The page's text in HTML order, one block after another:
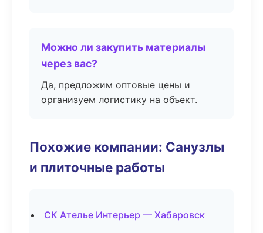
Можно ли закупить материалы
через вас?
Да, предложим оптовые цены и
организуем логистику на объект.
Похожие компании: Санузлы
и плиточные работы
СК Ателье Интерьер — Хабаровск